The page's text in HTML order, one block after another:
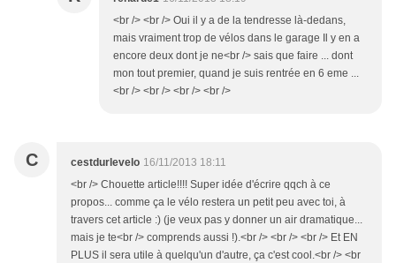
<br /> <br /> Oui il y a de la tendresse là-dedans,
mais vraiment trop de vélos dans le garage Il y en a
encore deux dont je ne<br /> sais que faire ... dont
mon tout premier, quand je suis rentrée en 6 eme ...
<br /> <br /> <br /> <br />
C cestdurlevelo 16/11/2013 18:11
<br /> Chouette article!!!! Super idée d'écrire qqch à ce
propos... comme ça le vélo restera un petit peu avec toi, à
travers cet article :) (je veux pas y donner un air dramatique...
mais je te<br /> comprends aussi !).<br /> <br /> <br /> Et EN
PLUS il sera utile à quelqu'un d'autre, ça c'est cool.<br /> <br